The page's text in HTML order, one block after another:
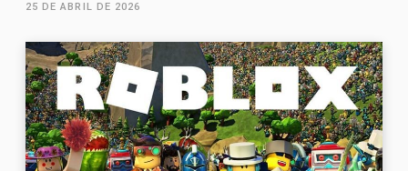
25 DE ABRIL DE 2026